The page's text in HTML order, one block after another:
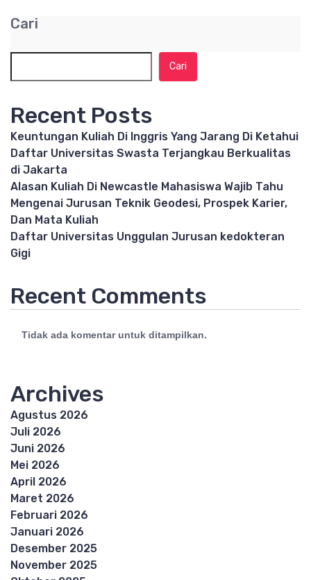
Cari
Cari
Recent Posts
Keuntungan Kuliah Di Inggris Yang Jarang Di Ketahui
Daftar Universitas Swasta Terjangkau Berkualitas
di Jakarta
Alasan Kuliah Di Newcastle Mahasiswa Wajib Tahu
Mengenai Jurusan Teknik Geodesi, Prospek Karier,
Dan Mata Kuliah
Daftar Universitas Unggulan Jurusan kedokteran
Gigi
Recent Comments
Tidak ada komentar untuk ditampilkan.
Archives
Agustus 2026
Juli 2026
Juni 2026
Mei 2026
April 2026
Maret 2026
Februari 2026
Januari 2026
Desember 2025
November 2025